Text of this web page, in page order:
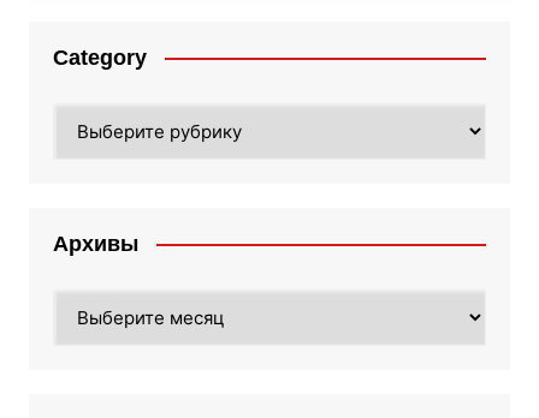
Category
Архивы